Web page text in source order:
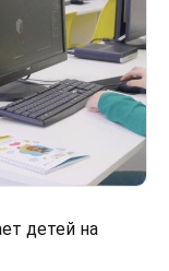
детей на